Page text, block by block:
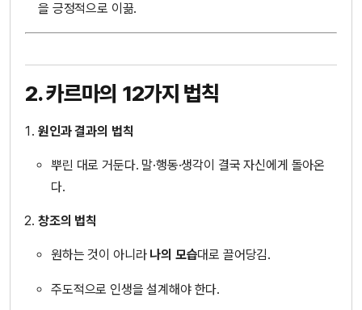
을 긍정적으로 이끎.
2. 카르마의 12가지 법칙
원인과 결과의 법칙
뿌린 대로 거둔다. 말·행동·생각이 결국 자신에게 돌아온
다.
창조의 법칙
원하는 것이 아니라 나의 모습대로 끌어당김.
주도적으로 인생을 설계해야 한다.